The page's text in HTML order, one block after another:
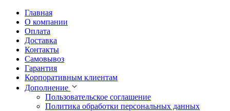
Главная
О компании
Оплата
Доставка
Контакты
Самовывоз
Гарантия
Корпоративным клиентам
Дополнение
Пользовательское соглашение
Политика обработки персональных данных